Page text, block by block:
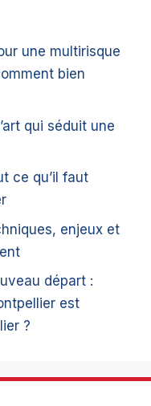
une multirisque
bien
qui séduit une
ce qu’il faut
enjeux et
départ :
est
?